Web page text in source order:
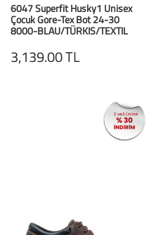
6047 Superfit Husky1 Unisex
Çocuk Gore-Tex Bot 24-30
8000-BLAU/TÜRKIS/TEXTIL
3,139.00 TL